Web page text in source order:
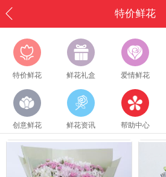
特价鲜花
特价鲜花 鲜花礼盒 爱情鲜花
创意鲜花 鲜花资讯 帮助中心